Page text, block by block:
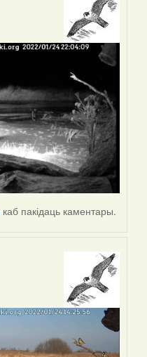
каб пакідаць каментары.